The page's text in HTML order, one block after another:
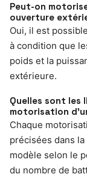
Peut-on
ouverture
Oui, il est
à condition que
poids et la
extérieure.
Quelles sont les
motorisation
Chaque
précisées dans
modèle selon le
du nombre de